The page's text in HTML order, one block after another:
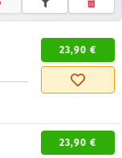
23,90 €
23,90 €